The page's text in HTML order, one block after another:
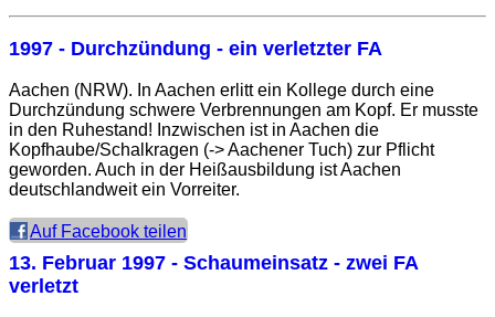
1997 - Durchzündung - ein verletzter FA
Aachen (NRW). In Aachen erlitt ein Kollege durch eine
Durchzündung schwere Verbrennungen am Kopf. Er musste
in den Ruhestand! Inzwischen ist in Aachen die
Kopfhaube/Schalkragen (-> Aachener Tuch) zur Pflicht
geworden. Auch in der Heißausbildung ist Aachen
deutschlandweit ein Vorreiter.
Auf Facebook teilen
13. Februar 1997 - Schaumeinsatz - zwei FA
verletzt